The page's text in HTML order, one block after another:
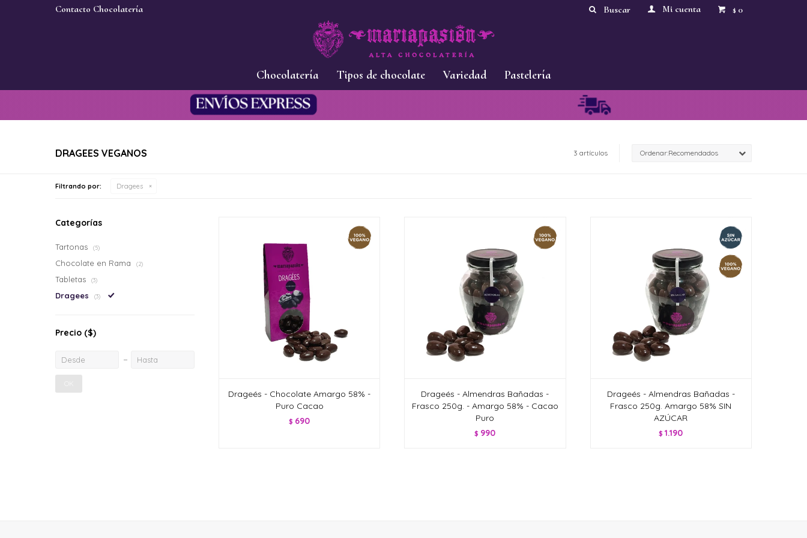
Chocolatería Tipos de chocolate Variedad Pastelería
$ 0
Contacto Chocolatería
DRAGEES VEGANOS 3 artículos Recomendados
Filtrando por: Dragees
Drageés - Chocolate Amargo 58% -
Puro Cacao
$ 690
Drageés - Almendras Bañadas -
Frasco 250g. - Amargo 58% - Cacao
Puro
$ 990
Drageés - Almendras Bañadas -
Frasco 250g. Amargo 58% SIN
AZÚCAR
$ 1.190
Categorías
Tartonas (5)
Chocolate en Rama (2)
Tabletas (3)
Dragees (3)
Precio ($)